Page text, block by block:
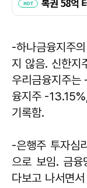
-하나금융지주
지 않음. 신한
우리금융지주
융지주 -
기록함.
-은행주 투자심
으로 보임. 금융
다보고 나서면